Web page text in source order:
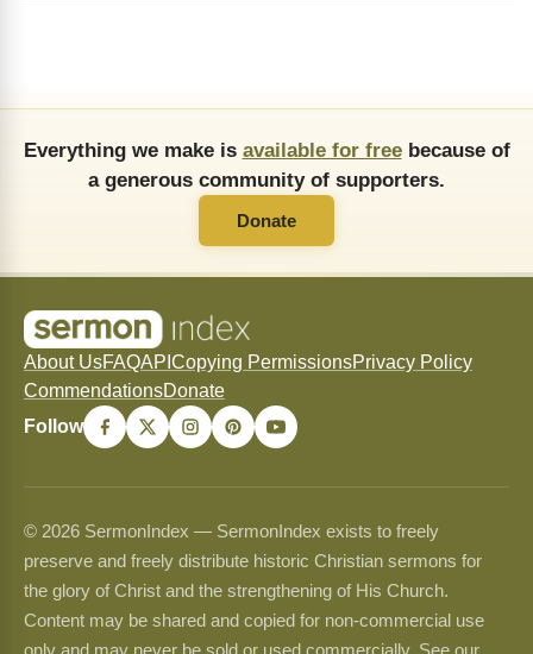
Everything we make is available for freebecause of
a generous community of supporters.
Donate
About UsFAQAPI Copying PermissionsPrivacy Policy
CommendationsDonate
Follow
© 2026 SermonIndex — SermonIndex exists to freely
preserve and freely distribute historic Christian sermons for
the glory of Christ and the strengthening of His Church.
Content may be shared and copied for non-commercial use